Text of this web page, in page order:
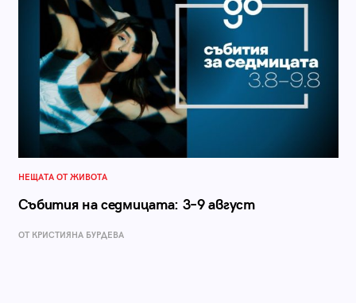
НЕЩАТА ОТ ЖИВОТА
Събития на седмицата: 3–9 август
ОТ КРИСТИЯНА БУРДЕВА